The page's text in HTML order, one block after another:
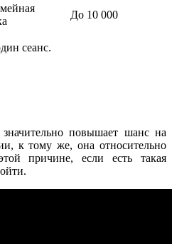
До 10 000
сеанс.
повышает шанс на
к тому же, она относительно
причине, если есть такая